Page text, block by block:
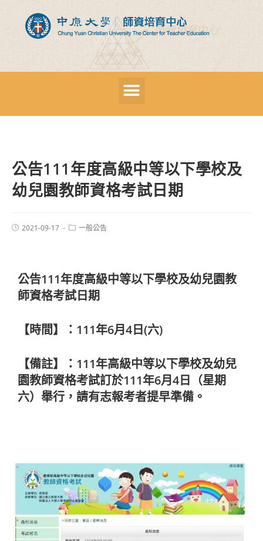
公告111年度高級中等以下學校及
幼兒園教師資格考試日期
2021-09-17 一般公告
公告111年度高級中等以下學校及幼兒園教
師資格考試日期
【時間】：111年6月4日(六)
【備註】：111年高級中等以下學校及幼兒
園教師資格考試訂於111年6月4日（星期
六）舉行，請有志報考者提早準備。